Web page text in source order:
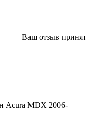
Ваш отзыв принят
Acura MDX 2006-